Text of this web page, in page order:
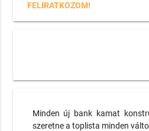
FELIRATKOZOM!
Minden új bank kamat
szeretne a toplista minden